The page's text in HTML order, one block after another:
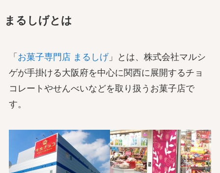
まるしげとは
「 お菓子専門店 まるしげ」とは、株式会社マルシ
ゲが手掛ける大阪府を中心に関西に展開するチョ
コレートやせんべいなどを取り扱うお菓子店で
す。